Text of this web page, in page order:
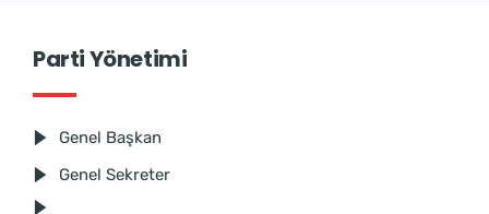
Parti Yönetimi
Genel Başkan
Genel Sekreter